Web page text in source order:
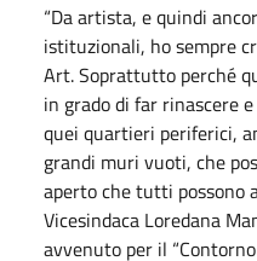
“Da artista, e quindi
istituzionali, ho sempre
Art. Soprattutto perché
in grado di far rinascere
quei quartieri periferici,
grandi muri vuoti, che
aperto che tutti possono
Vicesindaca Loredana
avvenuto per il